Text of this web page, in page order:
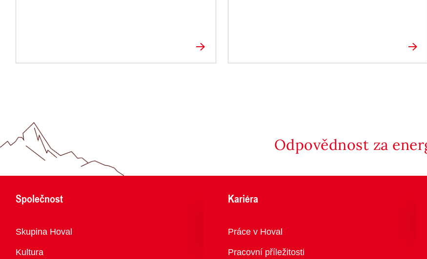
Odpovědnost za
Společnost
Přehled
Skupina Hoval
Kultura
Kariéra
Přehled
Práce v Hoval
Pracovní příležitosti